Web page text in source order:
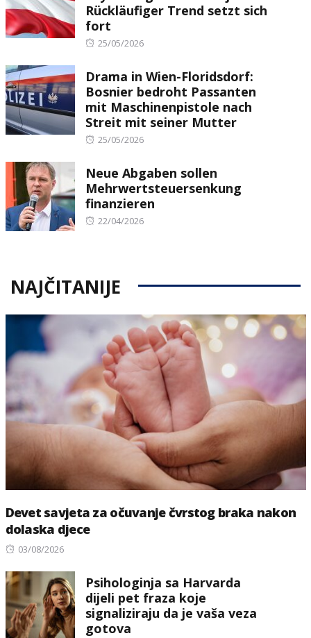
Rückläufiger Trend setzt sich
fort
Posted
25/05/2026
Drama in Wien-Floridsdorf:
Bosnier bedroht Passanten
mit Maschinenpistole nach
Streit mit seiner Mutter
Posted
25/05/2026
Neue Abgaben sollen
Mehrwertsteuersenkung
finanzieren
Posted
22/04/2026
NAJČITANIJE
Devet savjeta za očuvanje čvrstog braka nakon
dolaska djece
Posted
03/08/2026
Psihologinja sa Harvarda
dijeli pet fraza koje
signaliziraju da je vaša veza
gotova